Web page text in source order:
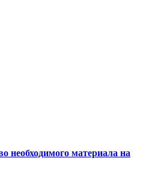
необходимого материала на